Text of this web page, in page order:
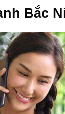
Bắc